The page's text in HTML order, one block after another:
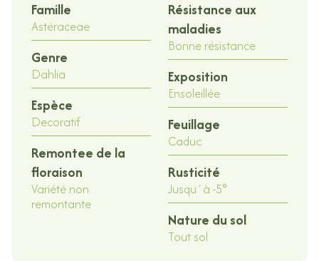
Famille
Astéraceae
Genre
Dahlia
Espèce
Decoratif
Remontee de la
floraison
Variété non
remontante
Résistance aux
maladies
Bonne résistance
Exposition
Ensoleillée
Feuillage
Caduc
Rusticité
Jusqu´à -5°
Nature du sol
Tout sol